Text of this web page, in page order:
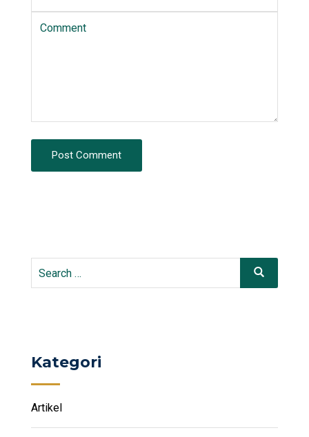
Post Comment
Kategori
Artikel